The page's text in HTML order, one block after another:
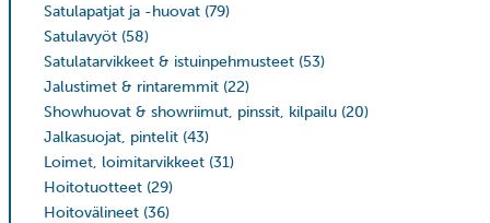
Satulapatjat ja -huovat (79)
Satulavyöt (58)
Satulatarvikkeet & istuinpehmusteet (53)
Jalustimet & rintaremmit (22)
Showhuovat & showriimut, pinssit, kilpailu (20)
Jalkasuojat, pintelit (43)
Loimet, loimitarvikkeet (31)
Hoitotuotteet (29)
Hoitovälineet (36)